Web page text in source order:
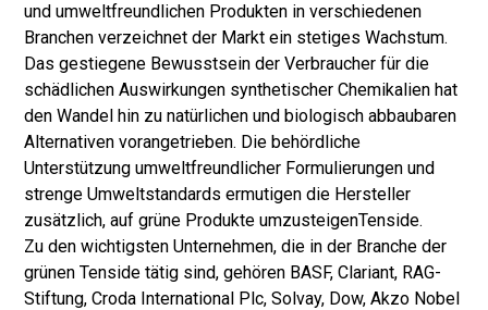
und umweltfreundlichen Produkten in verschiedenen
Branchen verzeichnet der Markt ein stetiges Wachstum.
Das gestiegene Bewusstsein der Verbraucher für die
schädlichen Auswirkungen synthetischer Chemikalien hat
den Wandel hin zu natürlichen und biologisch abbaubaren
Alternativen vorangetrieben. Die behördliche
Unterstützung umweltfreundlicher Formulierungen und
strenge Umweltstandards ermutigen die Hersteller
zusätzlich, auf grüne Produkte umzusteigenTenside.
Zu den wichtigsten Unternehmen, die in der Branche der
grünen Tenside tätig sind, gehören BASF, Clariant, RAG-
Stiftung, Croda International Plc, Solvay, Dow, Akzo Nobel